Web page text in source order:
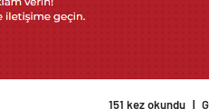
151 kez okundu |